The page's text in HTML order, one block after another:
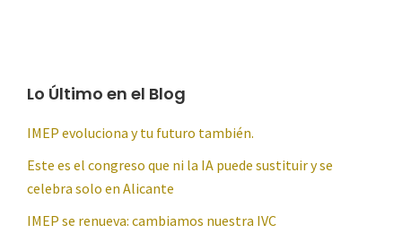
Lo Último en el Blog
IMEP evoluciona y tu futuro también.
Este es el congreso que ni la IA puede sustituir y se
celebra solo en Alicante
IMEP se renueva: cambiamos nuestra IVC